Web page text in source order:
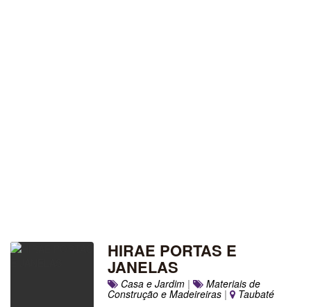
HIRAE PORTAS E
JANELAS
Casa e Jardim | Materiais de
Construção e Madeireiras | Taubaté